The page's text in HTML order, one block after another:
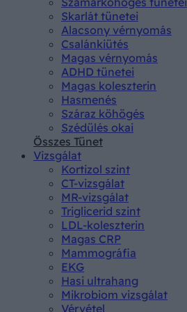
Skarlát tünetei
Alacsony vérnyomás
Csalánkiütés
Magas vérnyomás
ADHD tünetei
Magas koleszterin
Hasmenés
Száraz köhögés
Szédülés okai
Összes Tünet
Vizsgálat
Kortizol szint
CT-vizsgálat
MR-vizsgálat
Triglicerid szint
LDL-koleszterin
Magas CRP
Mammográfia
EKG
Hasi ultrahang
Mikrobiom vizsgálat
Vérvétel